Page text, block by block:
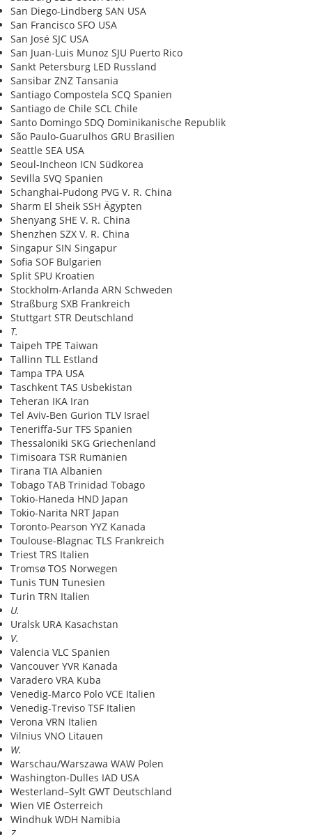
San Diego-Lindberg SAN USA
San Francisco SFO USA
San José SJC USA
San Juan-Luis Munoz SJU Puerto Rico
Sankt Petersburg LED Russland
Sansibar ZNZ Tansania
Santiago Compostela SCQ Spanien
Santiago de Chile SCL Chile
Santo Domingo SDQ Dominikanische Republik
São Paulo-Guarulhos GRU Brasilien
Seattle SEA USA
Seoul-Incheon ICN Südkorea
Sevilla SVQ Spanien
Schanghai-Pudong PVG V. R. China
Sharm El Sheik SSH Ägypten
Shenyang SHE V. R. China
Shenzhen SZX V. R. China
Singapur SIN Singapur
Sofia SOF Bulgarien
Split SPU Kroatien
Stockholm-Arlanda ARN Schweden
Straßburg SXB Frankreich
Stuttgart STR Deutschland
T.
Taipeh TPE Taiwan
Tallinn TLL Estland
Tampa TPA USA
Taschkent TAS Usbekistan
Teheran IKA Iran
Tel Aviv-Ben Gurion TLV Israel
Teneriffa-Sur TFS Spanien
Thessaloniki SKG Griechenland
Timisoara TSR Rumänien
Tirana TIA Albanien
Tobago TAB Trinidad Tobago
Tokio-Haneda HND Japan
Tokio-Narita NRT Japan
Toronto-Pearson YYZ Kanada
Toulouse-Blagnac TLS Frankreich
Triest TRS Italien
Tromsø TOS Norwegen
Tunis TUN Tunesien
Turin TRN Italien
U.
Uralsk URA Kasachstan
V.
Valencia VLC Spanien
Vancouver YVR Kanada
Varadero VRA Kuba
Venedig-Marco Polo VCE Italien
Venedig-Treviso TSF Italien
Verona VRN Italien
Vilnius VNO Litauen
W.
Warschau/Warszawa WAW Polen
Washington-Dulles IAD USA
Westerland–Sylt GWT Deutschland
Wien VIE Österreich
Windhuk WDH Namibia